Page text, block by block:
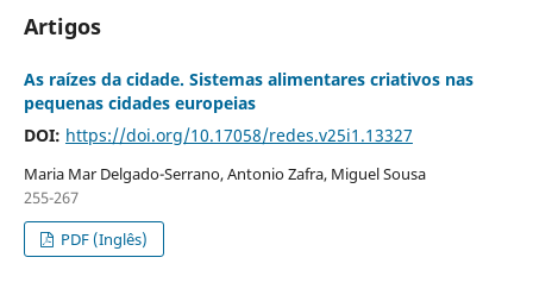
Artigos
As raízes da cidade. Sistemas alimentares criativos nas
pequenas cidades europeias
DOI: https://doi.org/10.17058/redes.v25i1.13327
Maria Mar Delgado-Serrano, Antonio Zafra, Miguel Sousa
255-267
PDF (Inglês)